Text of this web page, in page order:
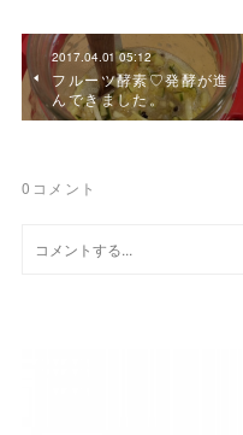
2017.04.01 05:12
フルーツ酵素♡発酵が進
んできました。
0 コメント